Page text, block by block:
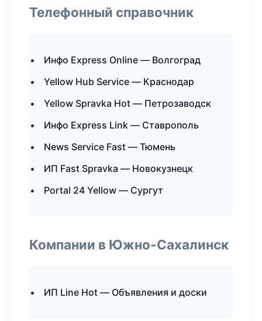
Телефонный справочник
Инфо Express Online — Волгоград
Yellow Hub Service — Краснодар
Yellow Spravka Hot — Петрозаводск
Инфо Express Link — Ставрополь
News Service Fast — Тюмень
ИП Fast Spravka — Новокузнецк
Portal 24 Yellow — Сургут
Компании в Южно-Сахалинск
ИП Line Hot — Объявления и доски